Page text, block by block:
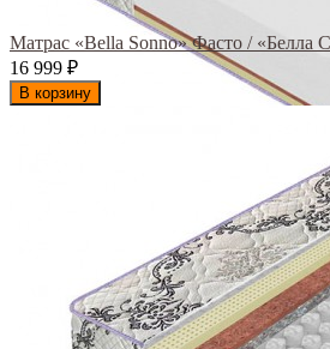
Матрас «Bella Sonno» Фасто / «Белла
16 999 ₽
В корзину